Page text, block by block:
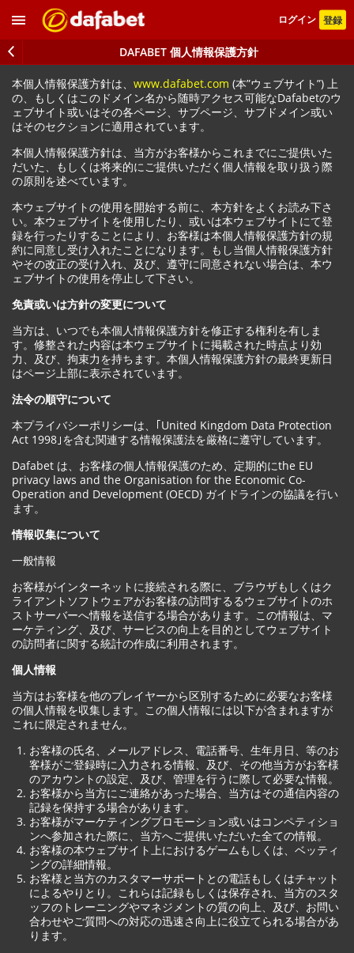
ログイン 登録
DAFABET 個人情報保護方針
本個人情報保護方針は、 www.dafabet.com (本”ウェブサイト”) 上
の、もしくはこのドメイン名から随時アクセス可能なDafabetのウ
ェブサイト或いはその各ページ、サブページ、サブドメイン或い
はそのセクションに適用されています。
本個人情報保護方針は、当方がお客様からこれまでにご提供いた
だいた、もしくは将来的にご提供いただく個人情報を取り扱う際
の原則を述べています。
本ウェブサイトの使用を開始する前に、本方針をよくお読み下さ
い。本ウェブサイトを使用したり、或いは本ウェブサイトにて登
録を行ったりすることにより、お客様は本個人情報保護方針の規
約に同意し受け入れたことになります。もし当個人情報保護方針
やその改正の受け入れ、及び、遵守に同意されない場合は、本ウ
ェブサイトの使用を停止して下さい。
免責或いは方針の変更について
当方は、いつでも本個人情報保護方針を修正する権利を有しま
す。修整された内容は本ウェブサイトに掲載された時点より効
力、及び、拘束力を持ちます。本個人情報保護方針の最終更新日
はページ上部に表示されています。
法令の順守について
本プライバシーポリシーは、｢United Kingdom Data Protection
Act 1998｣を含む関連する情報保護法を厳格に遵守しています。
Dafabet は、お客様の個人情報保護のため、定期的にthe EU
privacy laws and the Organisation for the Economic Co-
Operation and Development (OECD) ガイドラインの協議を行い
ます。
情報収集について
一般情報
お客様がインターネットに接続される際に、ブラウザもしくはク
ライアントソフトウェアがお客様の訪問するるウェブサイトのホ
ストサーバーへ情報を送信する場合があります。この情報は、マ
ーケティング、及び、サービスの向上を目的としてウェブサイト
の訪問者に関する統計の作成に利用されます。
個人情報
当方はお客様を他のプレイヤーから区別するために必要なお客様
の個人情報を収集します。この個人情報には以下が含まれますが
これに限定されません。
お客様の氏名、メールアドレス、電話番号、生年月日、等のお
客様がご登録時に入力される情報、及び、その他当方がお客様
のアカウントの設定、及び、管理を行うに際して必要な情報。
お客様から当方にご連絡があった場合、当方はその通信内容の
記録を保持する場合があります。
お客様がマーケティングプロモーション或いはコンペティショ
ンへ参加された際に、当方へご提供いただいた全ての情報。
お客様の本ウェブサイト上におけるゲームもしくは、ベッティ
ングの詳細情報。
お客様と当方のカスタマーサポートとの電話もしくはチャット
によるやりとり。これらは記録もしくは保存され、当方のスタ
ッフのトレーニングやマネジメントの質の向上、及び、お問い
合わせやご質問への対応の迅速さ向上に役立てられる場合があ
ります。